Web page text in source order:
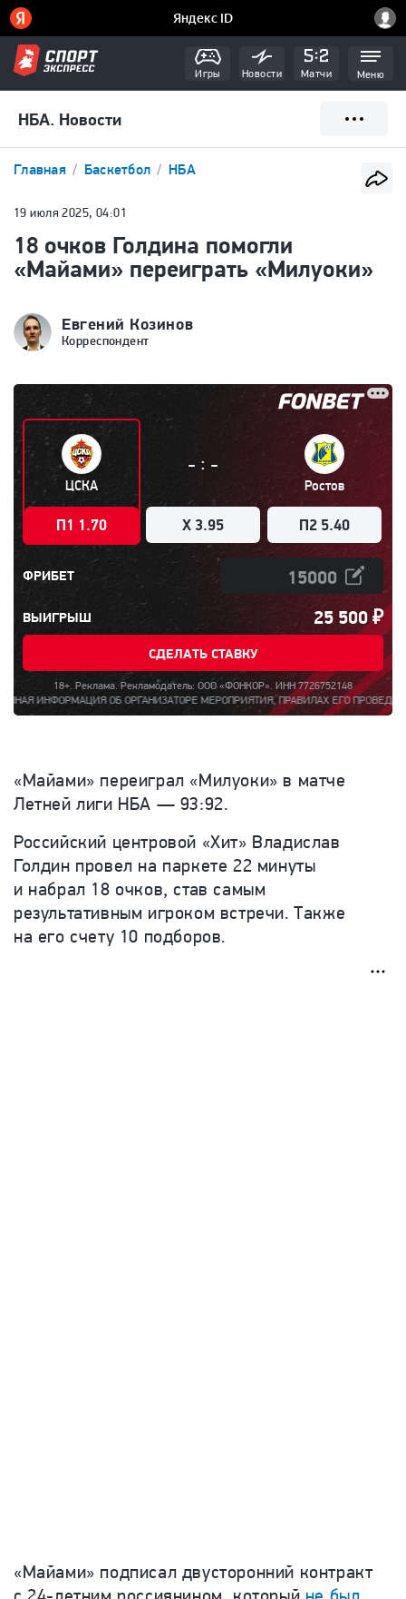
Игры Новости Матчи Меню
НБА. Новости
Главная Баскетбол НБА
19 июля 2025, 04:01
18 очков Голдина помогли
«Майами» переиграть «Милуоки»
Евгений Козинов
Корреспондент
ЦСКА
П1 1.70
- : -
X 3.95
Ростов
П2 5.40
ФРИБЕТ
ВЫИГРЫШ 25 500₽
СДЕЛАТЬ СТАВКУ
18+. Реклама. Рекламодатель: ООО «ФОНКОР». ИНН 7726752148
ОБ ОРГАНИЗАТОРЕ МЕРОПРИЯТИЯ, ПРАВИЛАХ ЕГО
«Майами» переиграл «Милуоки» в матче
Летней лиги НБА — 93:92.
Российский центровой «Хит» Владислав
Голдин провел на паркете 22 минуты
и набрал 18 очков, став самым
результативным игроком встречи. Также
на его счету 10 подборов.
«Майами» подписал двусторонний контракт